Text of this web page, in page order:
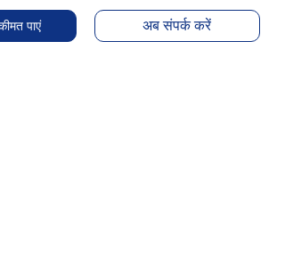
पाएं अब संपर्क करें